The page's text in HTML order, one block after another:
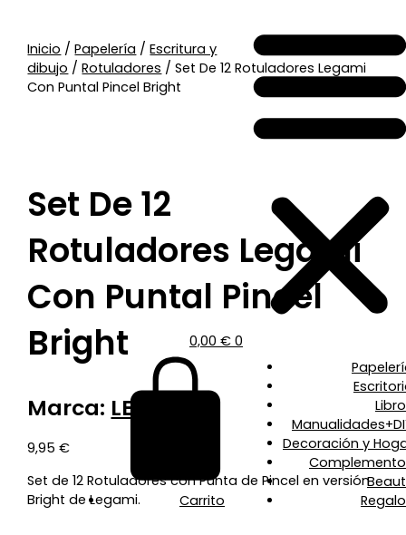
0,00 € 0
Carrito
Decoración y
Inicio /Papelería /Escritura y
dibujo /Rotuladores / Set De 12 Rotuladores Legami
Con Puntal Pincel Bright
Set De 12
Rotuladores Legami
Con Puntal Pincel
Bright
Marca: LEGAMI
9,95€
Set de 12 Rotuladores con Punta de Pincel en versión
Bright de Legami.